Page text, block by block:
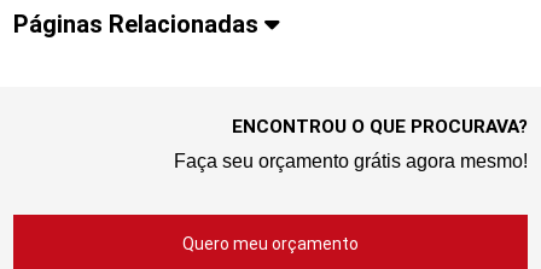
Páginas Relacionadas
ENCONTROU O QUE PROCURAVA?
Faça seu orçamento grátis agora mesmo!
Quero meu orçamento